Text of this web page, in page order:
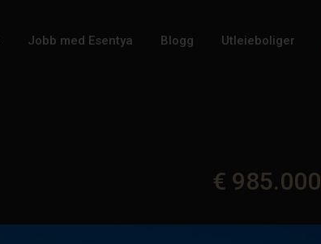
Jobb med Esentya Blogg Utleieboliger
€ 985.000